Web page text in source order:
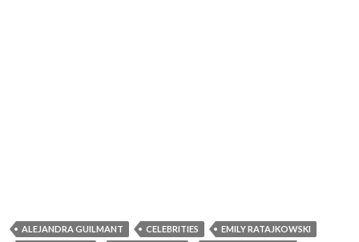
ALEJANDRA GUILMANT CELEBRITIES
EMILY RATAJKOWSKI